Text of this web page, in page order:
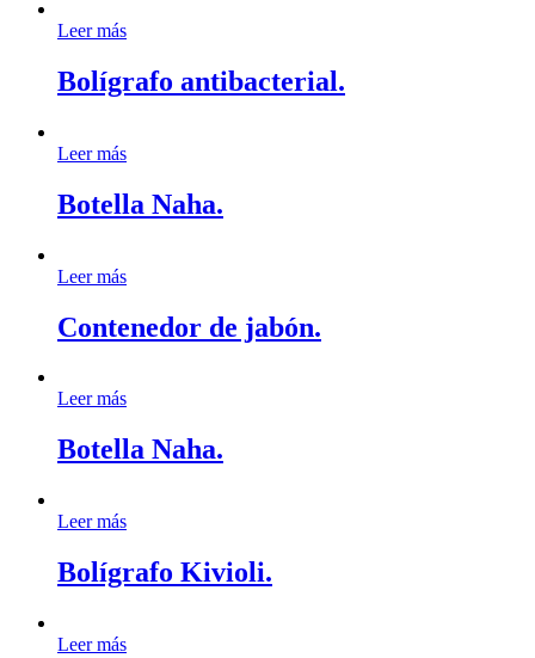
Leer más
Bolígrafo antibacterial.
Leer más
Botella Naha.
Leer más
Contenedor de jabón.
Leer más
Botella Naha.
Leer más
Bolígrafo Kivioli.
Leer más